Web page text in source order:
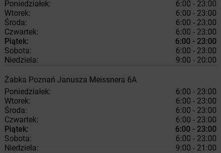
Poniedziałek:
6:00 - 23:00
Wtorek:
6:00 - 23:00
Środa:
6:00 - 23:00
Czwartek:
6:00 - 23:00
Piątek:
6:00 - 23:00
Sobota:
6:00 - 23:00
Niedziela:
9:00 - 20:00
Żabka Poznań Janusza Meissnera 6A
Poniedziałek:
6:00 - 23:00
Wtorek:
6:00 - 23:00
Środa:
6:00 - 23:00
Czwartek:
6:00 - 23:00
Piątek:
6:00 - 23:00
Sobota:
6:00 - 23:00
Niedziela:
9:00 - 21:00